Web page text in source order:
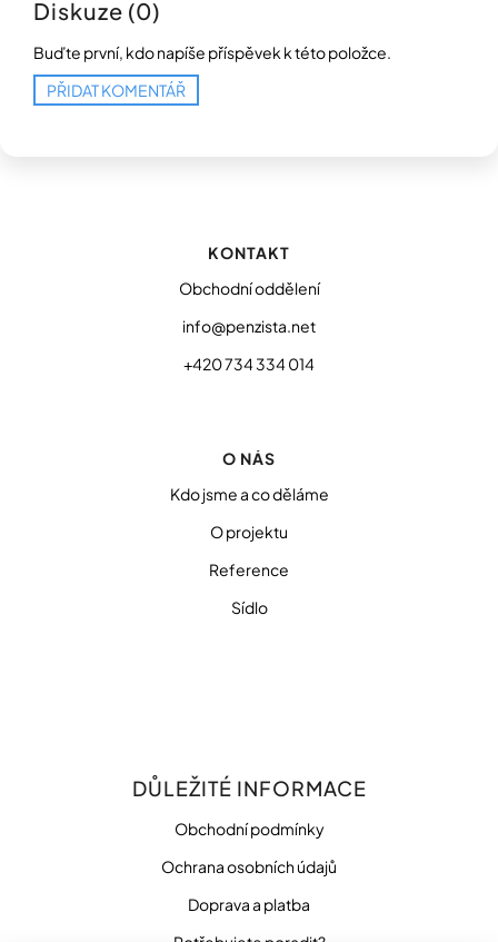
Diskuze (0)
Buďte první, kdo napíše příspěvek k této položce.
PŘIDAT KOMENTÁŘ
KONTAKT
Obchodní oddělení
info@penzista.net
+420 734 334 014
O NÁS
Kdo jsme a co děláme
O projektu
Reference
Sídlo
DŮLEŽITÉ INFORMACE
Obchodní podmínky
Ochrana osobních údajů
Doprava a platba